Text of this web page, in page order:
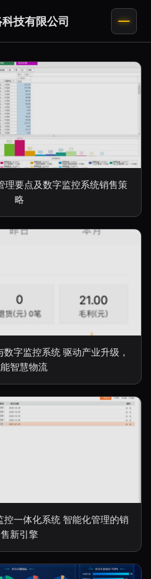
技有限公司
理要点及数字监控系统销售策
略
字监控系统 驱动产业升级，
智慧物流
一体化系统 智能化管理的销
售新引擎